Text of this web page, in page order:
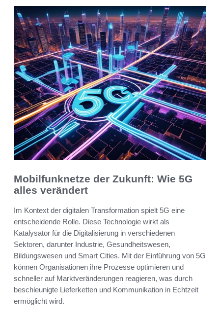
Mobilfunknetze der Zukunft: Wie 5G
alles verändert
Im Kontext der digitalen Transformation spielt 5G eine
entscheidende Rolle. Diese Technologie wirkt als
Katalysator für die Digitalisierung in verschiedenen
Sektoren, darunter Industrie, Gesundheitswesen,
Bildungswesen und Smart Cities. Mit der Einführung von 5G
können Organisationen ihre Prozesse optimieren und
schneller auf Marktveränderungen reagieren, was durch
beschleunigte Lieferketten und Kommunikation in Echtzeit
ermöglicht wird.